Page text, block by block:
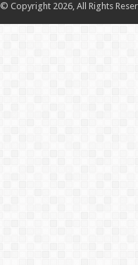
© Copyright 2026, All Rights